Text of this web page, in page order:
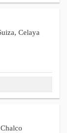
Celaya